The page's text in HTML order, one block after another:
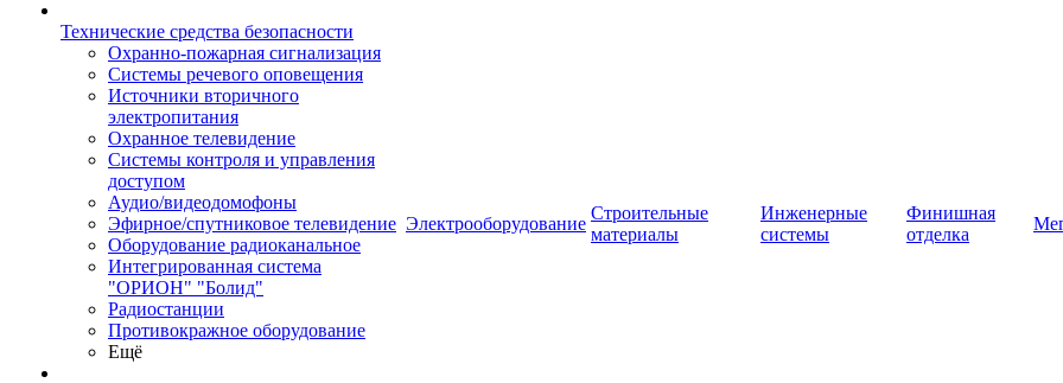
Технические средства безопасности
Охранно-пожарная сигнализация
Системы речевого оповещения
Источники вторичного
электропитания
Охранное телевидение
Системы контроля и управления
доступом
Аудио/видеодомофоны
Эфирное/спутниковое телевидение
Оборудование радиоканальное
Интегрированная система
"ОРИОН" "Болид"
Радиостанции
Противокражное оборудование
Ещё
Электрооборудование
Строительные
материалы
Инженерные
системы
Финишная
отделка